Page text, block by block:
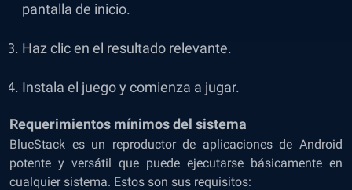
pantalla de inicio.
Haz clic en el resultado relevante.
Instala el juego y comienza a jugar.
Requerimientos mínimos del sistema
BlueStack es un reproductor de aplicaciones de Android
potente y versátil que puede ejecutarse básicamente en
cualquier sistema. Estos son sus requisitos: